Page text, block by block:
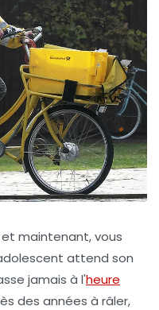
maintenant, vous
attend son
jamais à l'heure
des années à râler,